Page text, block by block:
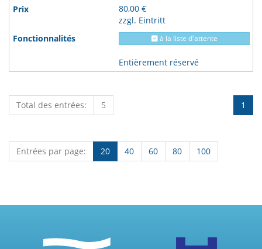
80,00 €
zzgl. Eintritt
à la liste d'attente
Entièrement réservé
1
Total des entrées: 5
Entrées par page: 20 40 60 80 100